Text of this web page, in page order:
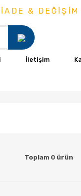
& DEĞİŞİM
İletişim
Toplam 0 ürün